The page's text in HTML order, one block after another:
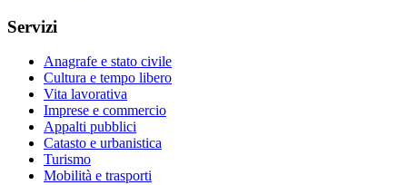
Servizi
Anagrafe e stato civile
Cultura e tempo libero
Vita lavorativa
Imprese e commercio
Appalti pubblici
Catasto e urbanistica
Turismo
Mobilità e trasporti